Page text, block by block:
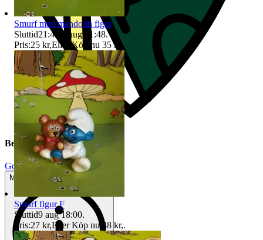
Beskrivning
Gott använt skick
Mindre tecken på användning
Smurf med mandolin figur
Sluttid21:48 8 aug 21:48.
Pris:25 kr,Eller Köp nu 35 kr ,.
Smurf figur F
Sluttid9 aug 18:00.
Pris:27 kr,Eller Köp nu 38 kr,.